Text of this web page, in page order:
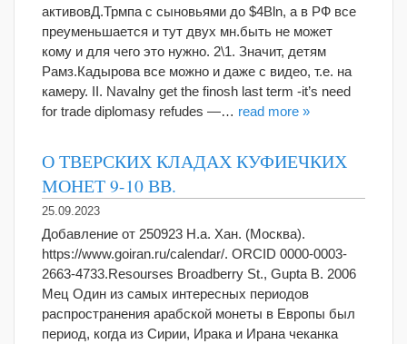
активовД.Трмпа с сыновьями до $4Bln, а в РФ все
преуменьшается и тут двух мн.быть не может
кому и для чего это нужно. 2\1. Значит, детям
Рамз.Кадырова все можно и даже с видео, т.е. на
камеру. II. Navalny get the finosh last term -it’s need
for trade diplomasy refudes —… read more »
О ТВЕРСКИХ КЛАДАХ КУФИЕЧКИХ
МОНЕТ 9-10 ВВ.
25.09.2023
Добавление от 250923 Н.а. Хан. (Москва).
https://www.goiran.ru/calendar/. ORCID 0000-0003-
2663-4733.Resourses Broadberry St., Gupta B. 2006
Мец Один из самых интересных периодов
распространения арабской монеты в Европы был
период, когда из Сирии, Ирака и Ирана чеканка